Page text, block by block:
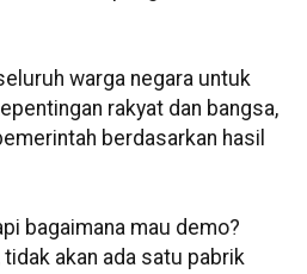
warga negara untuk
rakyat dan bangsa,
berdasarkan hasil
bagaimana mau demo?
akan ada satu pabrik